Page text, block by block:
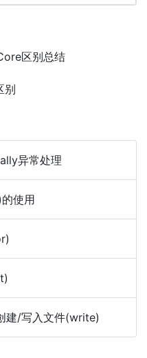
区别总结
别
异常处理
使用
建/写入文件(write)